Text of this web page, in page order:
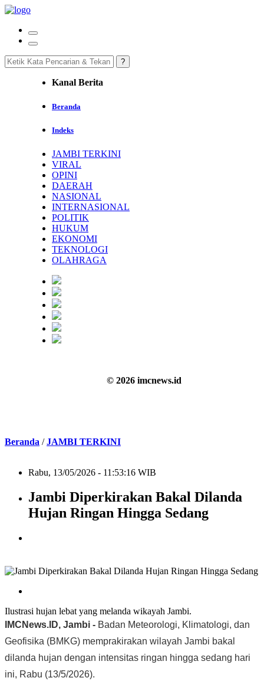
Kanal Berita
Beranda
Indeks
JAMBI TERKINI
VIRAL
OPINI
DAERAH
NASIONAL
INTERNASIONAL
POLITIK
HUKUM
EKONOMI
TEKNOLOGI
OLAHRAGA
© 2026 imcnews.id
Beranda /JAMBI TERKINI
Rabu, 13/05/2026 - 11:53:16 WIB
Jambi Diperkirakan Bakal Dilanda
Hujan Ringan Hingga Sedang
Ilustrasi hujan lebat yang melanda wikayah Jambi.
IMCNews.ID, Jambi - Badan Meteorologi, Klimatologi, dan
Geofisika (BMKG) memprakirakan wilayah Jambi bakal
dilanda hujan dengan intensitas ringan hingga sedang hari
ini, Rabu (13/5/2026).